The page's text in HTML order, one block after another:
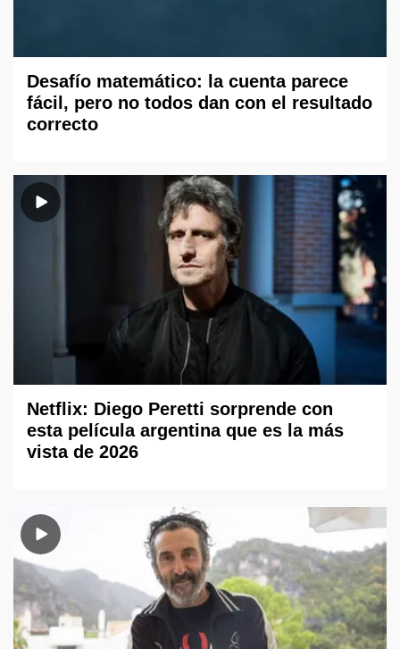
Desafío matemático: la cuenta parece
fácil, pero no todos dan con el resultado
correcto
Netflix: Diego Peretti sorprende con
esta película argentina que es la más
vista de 2026